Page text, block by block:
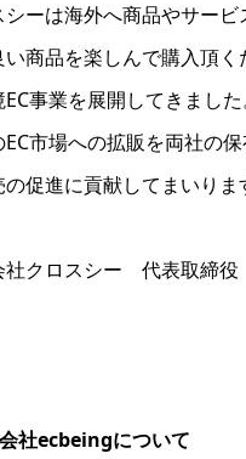
シーは海外へ商品やサー
い商品を楽しんで購入頂
EC事業を展開してきまし
EC市場への拡販を両社の
促進に貢献してまいりま
社クロスシー 代表取締
社ecbeingについて